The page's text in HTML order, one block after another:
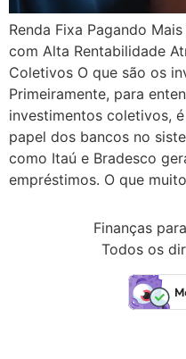
Renda Fixa Pagando
com Alta Rentabilidade
Coletivos O que são os
Primeiramente, para
investimentos coletivos,
papel dos bancos no
como Itaú e Bradesco
empréstimos. O que
Finanças
Todos os